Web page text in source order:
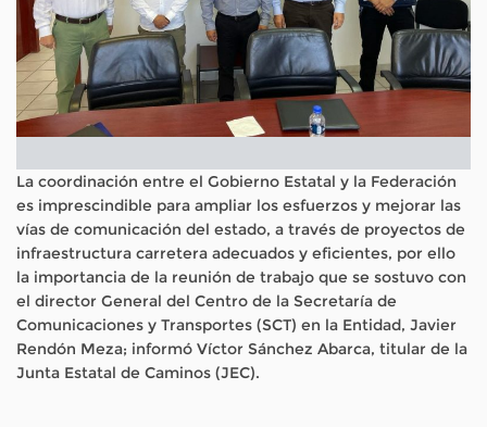
La coordinación entre el Gobierno Estatal y la Federación
es imprescindible para ampliar los esfuerzos y mejorar las
vías de comunicación del estado, a través de proyectos de
infraestructura carretera adecuados y eficientes, por ello
la importancia de la reunión de trabajo que se sostuvo con
el director General del Centro de la Secretaría de
Comunicaciones y Transportes (SCT) en la Entidad, Javier
Rendón Meza; informó Víctor Sánchez Abarca, titular de la
Junta Estatal de Caminos (JEC).